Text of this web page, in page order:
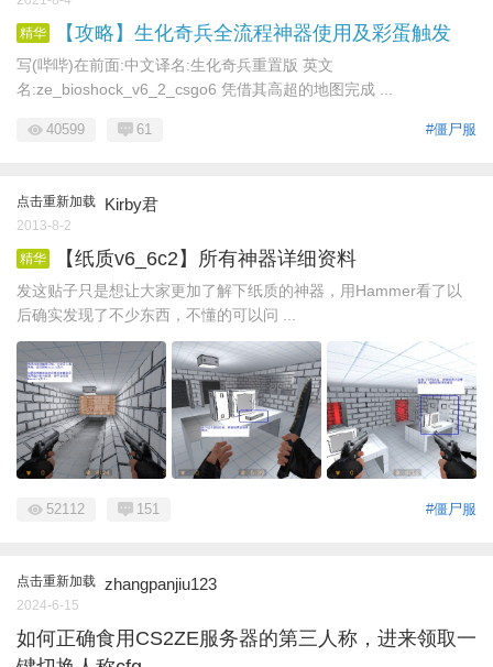
精华 【攻略】生化奇兵全流程神器使用及彩蛋触发
写(哔哔)在前面:中文译名:生化奇兵重置版 英文
名:ze_bioshock_v6_2_csgo6 凭借其高超的地图完成 ...
#僵尸服
40599 61
点击重新加载 Kirby君
2013-8-2
精华 【纸质v6_6c2】所有神器详细资料
发这贴子只是想让大家更加了解下纸质的神器，用Hammer看了以
后确实发现了不少东西，不懂的可以问 ...
#僵尸服
52112 151
点击重新加载 zhangpanjiu123
2024-6-15
如何正确食用CS2ZE服务器的第三人称，进来领取一